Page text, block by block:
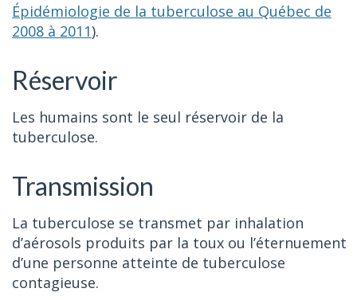
Épidémiologie de la tuberculose au Québec de
2008 à 2011).
Réservoir
Les humains sont le seul réservoir de la
tuberculose.
Transmission
La tuberculose se transmet par inhalation
d’aérosols produits par la toux ou l’éternuement
d’une personne atteinte de tuberculose
contagieuse.